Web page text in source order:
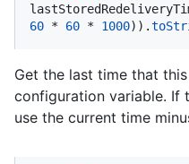
60 * 60 * 1000)).
Get the last time that
configuration variable. If
use the current time